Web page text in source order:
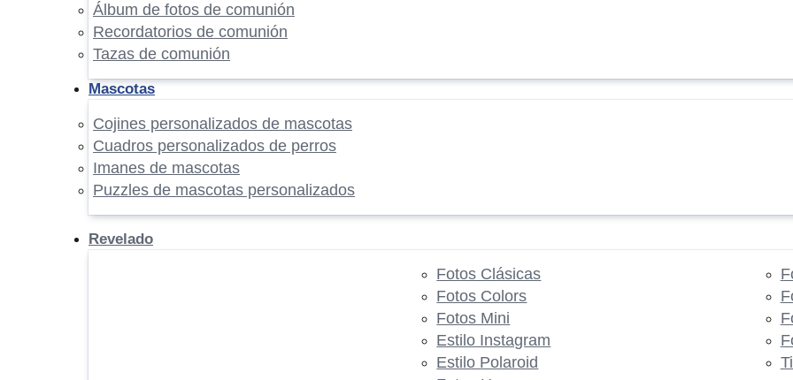
Álbum de fotos de comunión
Recordatorios de comunión
Tazas de comunión
Mascotas
Cojines personalizados de mascotas
Cuadros personalizados de perros
Imanes de mascotas
Puzzles de mascotas personalizados
Revelado
Fotos Clásicas
Fotos Colors
Fotos Mini
Estilo Instagram
Estilo Polaroid